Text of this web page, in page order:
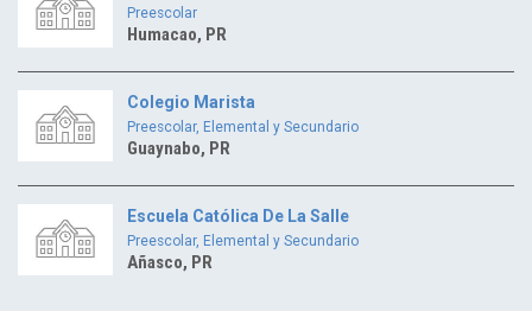
Preescolar
Humacao, PR
Colegio Marista
Preescolar, Elemental y Secundario
Guaynabo, PR
Escuela Católica De La Salle
Preescolar, Elemental y Secundario
Añasco, PR